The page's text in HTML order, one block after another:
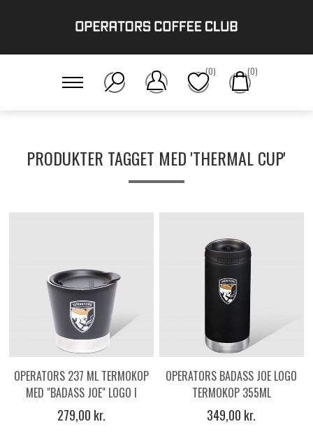
(0) (0)
PRODUKTER TAGGET MED 'THERMAL CUP'
OPERATORS 237 ML TERMOKOP
MED "BADASS JOE" LOGO I
ARKTISK HVID ELLER MATSORT
279,00 kr.
OPERATORS BADASS JOE LOGO
TERMOKOP 355ML
349,00 kr.